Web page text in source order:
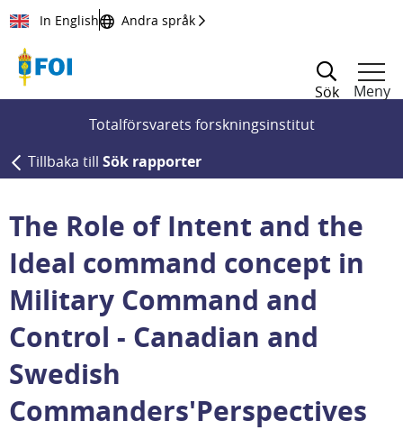
Till innehållet
In English Andra språk
Sök
Meny
Totalförsvarets forskningsinstitut
Tillbaka till Sök rapporter
The Role of Intent and the
Ideal command concept in
Military Command and
Control - Canadian and
Swedish
Commanders'Perspectives